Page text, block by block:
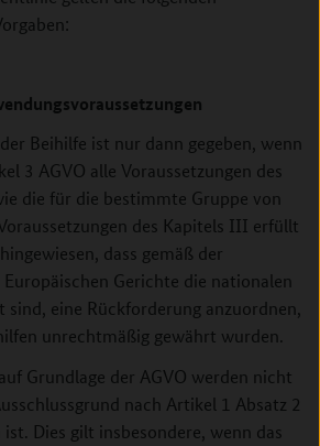
Beihilfe ist nur dann gegeben, wenn
3 AGVO alle Voraussetzungen des
die für die bestimmte Gruppe von
des Kapitels III erfüllt
dass gemäß der
Gerichte die nationalen
eine Rückforderung anzuordnen,
unrechtmäßig gewährt wurden.
Grundlage der AGVO werden nicht
nach Artikel 1 Absatz 2
ist. Dies gilt insbesondere, wenn das